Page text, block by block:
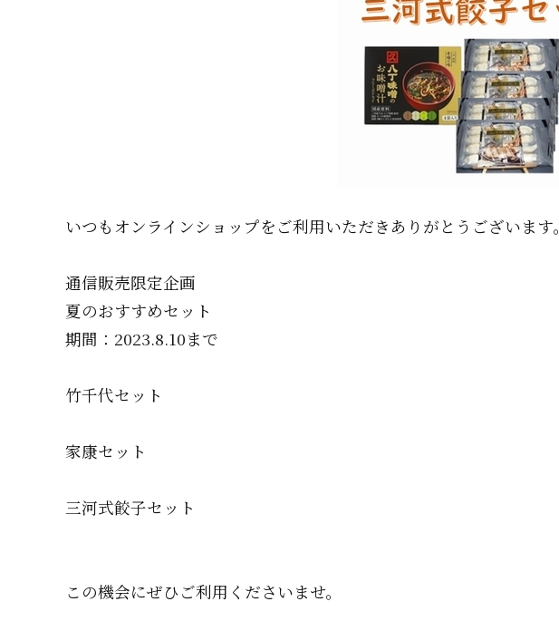
いつもオンラインショップをご利用いただきありがとうございます。
通信販売限定企画
夏のおすすめセット
期間：2023.8.10まで
竹千代セット
家康セット
三河式餃子セット
この機会にぜひご利用くださいませ。